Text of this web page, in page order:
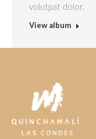
volutpat dolor.
View album